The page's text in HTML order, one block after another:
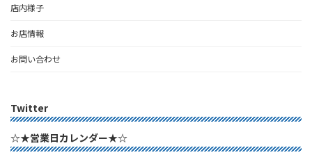
店内様子
お店情報
お問い合わせ
Twitter
☆★営業日カレンダー★☆